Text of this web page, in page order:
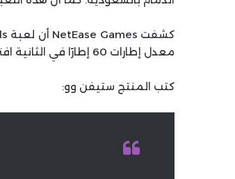
معدل إطارات 60 إطارًا في الثانية افتراضيًا.
كتب المنتج ستيفن وو: